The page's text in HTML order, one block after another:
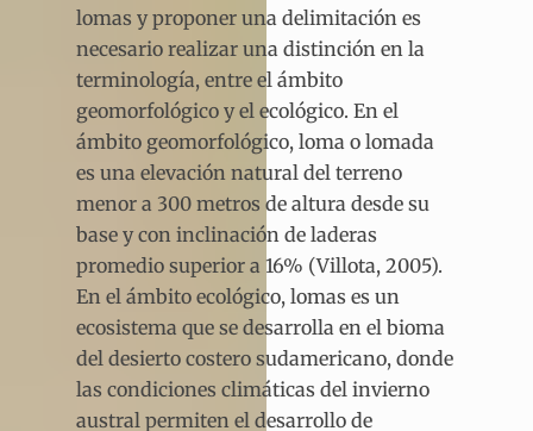
lomas y proponer una delimitación es
necesario realizar una distinción en la
terminología, entre el ámbito
geomorfológico y el ecológico. En el
ámbito geomorfológico, loma o lomada
es una elevación natural del terreno
menor a 300 metros de altura desde su
base y con inclinación de laderas
promedio superior a 16% (Villota, 2005).
En el ámbito ecológico, lomas es un
ecosistema que se desarrolla en el bioma
del desierto costero sudamericano, donde
las condiciones climáticas del invierno
austral permiten el desarrollo de